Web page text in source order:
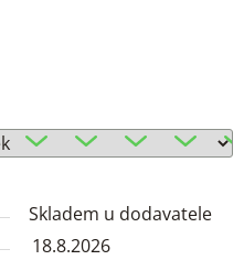
Skladem u dodavatele
18.8.2026